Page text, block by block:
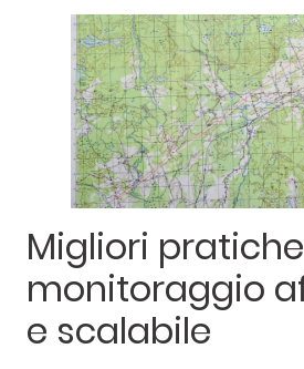
Migliori
monitoraggio
e scalabile